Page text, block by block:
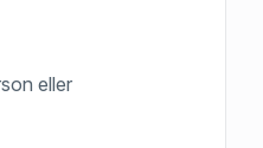
eller